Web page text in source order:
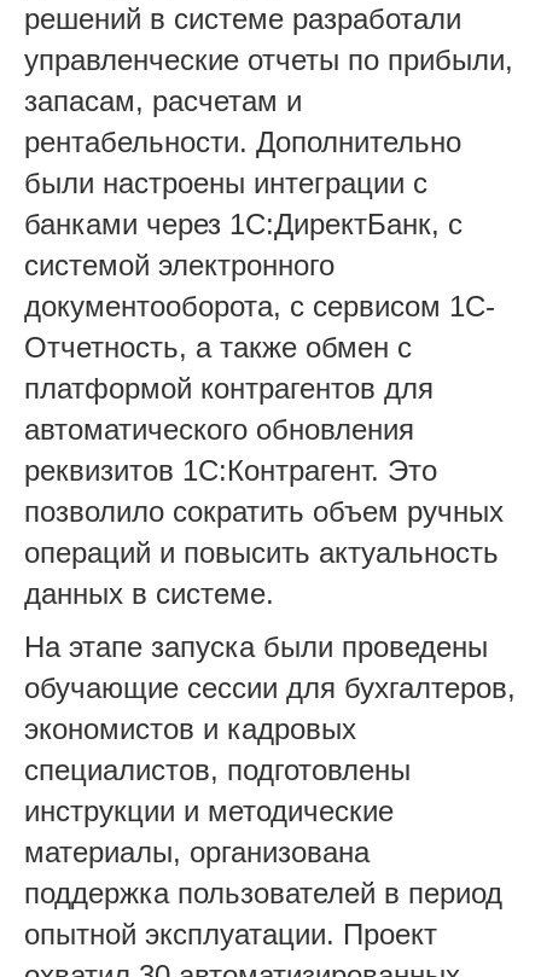
решений в системе разработали
управленческие отчеты по прибыли,
запасам, расчетам и
рентабельности. Дополнительно
были настроены интеграции с
банками через 1С:ДиректБанк, с
системой электронного
документооборота, с сервисом 1С-
Отчетность, а также обмен с
платформой контрагентов для
автоматического обновления
реквизитов 1С:Контрагент. Это
позволило сократить объем ручных
операций и повысить актуальность
данных в системе.
На этапе запуска были проведены
обучающие сессии для бухгалтеров,
экономистов и кадровых
специалистов, подготовлены
инструкции и методические
материалы, организована
поддержка пользователей в период
опытной эксплуатации. Проект